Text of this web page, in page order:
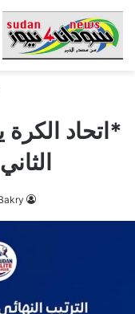
*اتحاد الكرة